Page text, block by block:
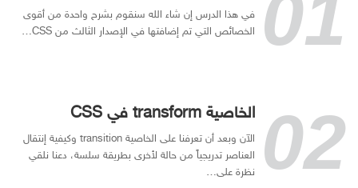
في هذا الدرس إن شاء الله سنقوم بشرح واحدة من أقوى
الخصائص التي تم إضافتها في الإصدار الثالث من CSS…
الخاصية transform في CSS
الآن وبعد أن تعرفنا على الخاصية transition وكيفية إنتقال
العناصر تدريجياً من حالة لأخرى بطريقة سلسة، دعنا نلقي
نظرة على…